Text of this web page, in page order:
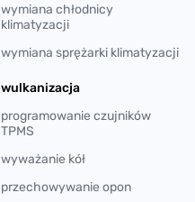
wymiana chłodnicy
klimatyzacji
wymiana sprężarki klimatyzacji
wulkanizacja
programowanie czujników
TPMS
wyważanie kół
przechowywanie opon